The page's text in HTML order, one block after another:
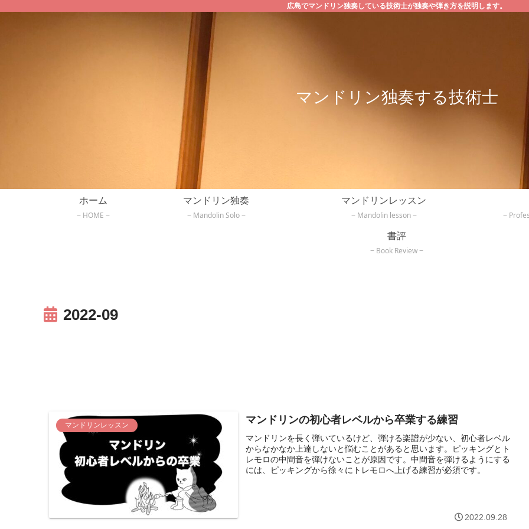
マンドリン独奏する技術士
広島でマンドリン独奏している技術士が独奏や弾き方を説明します。
ホーム
HOME
マンドリン独奏
Mandolin Solo
マンドリンレッスン
Mandolin lesson
書評
Book Review
2022-09
マンドリンレッスン マンドリンの初心者レベルから卒業する練習
マンドリンを長く弾いているけど、弾ける楽譜が少ない、初心者レベル
からなかなか上達しないと悩むことがあると思います。ピッキングとト
レモロの中間音を弾けないことが原因です。中間音を弾けるようにする
には、ピッキングから徐々にトレモロへ上げる練習が必須です。
2022.09.28